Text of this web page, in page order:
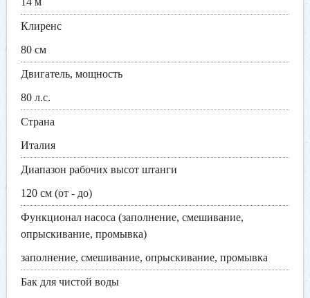
Клиренс
80 см
Двигатель, мощность
80 л.с.
Страна
Италия
Диапазон рабочих высот штанги
120 см (от - до)
Функционал насоса (заполнение, смешивание,
опрыскивание, промывка)
заполнение, смешивание, опрыскивание, промывка
Бак для чистой воды